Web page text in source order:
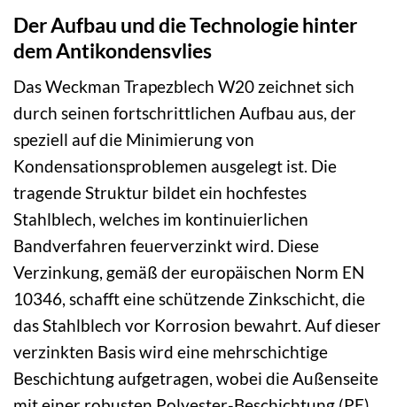
Der Aufbau und die Technologie hinter
dem Antikondensvlies
Das Weckman Trapezblech W20 zeichnet sich
durch seinen fortschrittlichen Aufbau aus, der
speziell auf die Minimierung von
Kondensationsproblemen ausgelegt ist. Die
tragende Struktur bildet ein hochfestes
Stahlblech, welches im kontinuierlichen
Bandverfahren feuerverzinkt wird. Diese
Verzinkung, gemäß der europäischen Norm EN
10346, schafft eine schützende Zinkschicht, die
das Stahlblech vor Korrosion bewahrt. Auf dieser
verzinkten Basis wird eine mehrschichtige
Beschichtung aufgetragen, wobei die Außenseite